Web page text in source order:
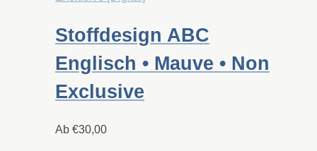
Stoffdesign ABC
Englisch • Mauve • Non
Exclusive
Ab €30,00